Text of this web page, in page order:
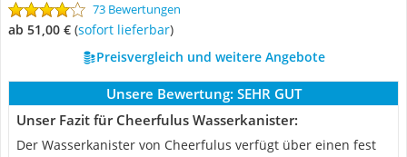
73 Bewertungen
ab 51,00 € ( Sofort lieferbar)
Preisvergleich und weitere Angebote
Unsere Bewertung: SEHR GUT
Unser Fazit für Cheerfulus Wasserkanister:
Der Wasserkanister von Cheerfulus verfügt über einen fest